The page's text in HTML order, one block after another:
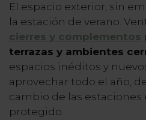
El espacio exterior, sin
la estación de verano.
cierres y complementos
terrazas y ambientes
espacios inéditos y
aprovechar todo el año,
cambio de las
protegido.